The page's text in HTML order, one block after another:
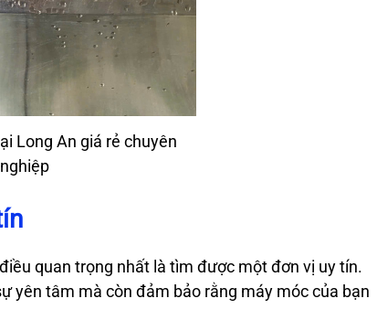
Long An giá rẻ chuyên
nghiệp
quan trọng nhất là tìm được một đơn vị uy tín.
yên tâm mà còn đảm bảo rằng máy móc của bạn